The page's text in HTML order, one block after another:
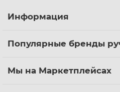
Информация
Популярные бренды
Мы на Маркетплейсах